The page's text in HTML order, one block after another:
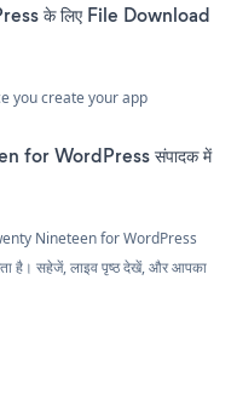
के लिए File Download
you create your app
for WordPress संपादक में
Nineteen for WordPress
है। सहेजें, लाइव पृष्ठ देखें, और आपका